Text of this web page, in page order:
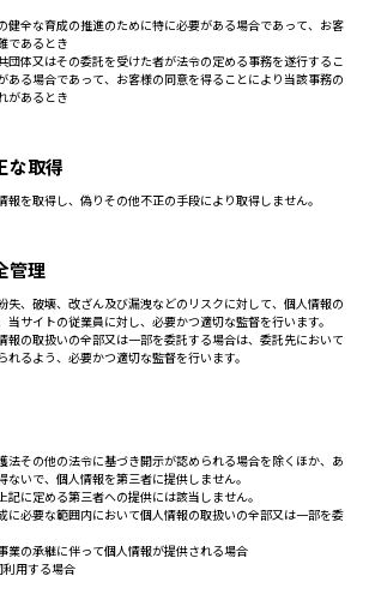
健全な育成の推進のために特に必要がある場合であって、お客
であるとき
団体又はその委託を受けた者が法令の定める事務を遂行するこ
ある場合であって、お客様の同意を得ることにより当該事務の
があるとき
な取得
報を取得し、偽りその他不正の手段により取得しません。
管理
失、破壊、改ざん及び漏洩などのリスクに対して、個人情報の
当サイトの従業員に対し、必要かつ適切な監督を行います。
報の取扱いの全部又は一部を委託する場合は、委託先において
るよう、必要かつ適切な監督を行います。
法その他の法令に基づき開示が認められる場合を除くほか、あ
ないで、個人情報を第三者に提供しません。
記に定める第三者への提供には該当しません。
に必要な範囲内において個人情報の取扱いの全部又は一部を委
業の承継に伴って個人情報が提供される場合
用する場合